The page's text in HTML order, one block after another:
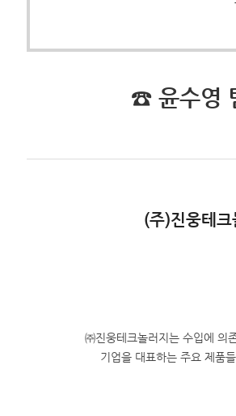
☎ 윤수영
(주)진웅테크
㈜진웅테크놀러지는 수입에 의
기업을 대표하는 주요 제품